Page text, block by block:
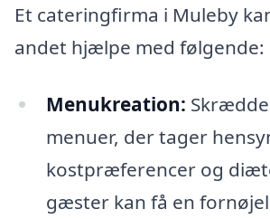
Et cateringfirma i Muleby
andet hjælpe med følgende:
Menukreation:
menuer, der tager
kostpræferencer og
gæster kan få en